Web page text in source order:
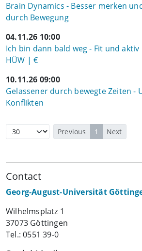
Brain Dynamics - Besser merken
durch Bewegung
04.11.26 10:00
Ich bin dann bald weg - Fit und aktiv
HÜW | €
10.11.26 09:00
Gelassener durch bewegte Zeiten -
Konflikten
Previous 1 Next
Contact
Georg-August-Universität
Wilhelmsplatz 1
37073 Göttingen
Tel.: 0551 39-0